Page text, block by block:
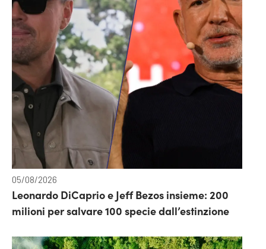
05/08/2026
Leonardo DiCaprio e Jeff Bezos insieme: 200
milioni per salvare 100 specie dall’estinzione